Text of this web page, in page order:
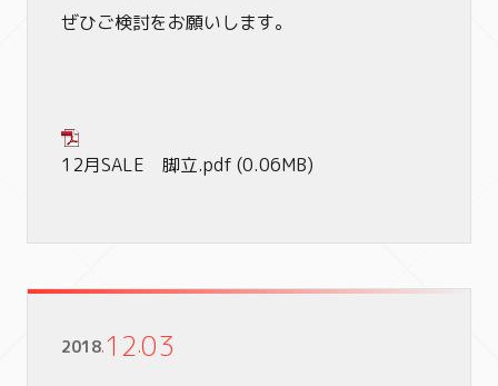
ぜひご検討をお願いします。
12月SALE 脚立.pdf (0.06MB)
2018.12.03